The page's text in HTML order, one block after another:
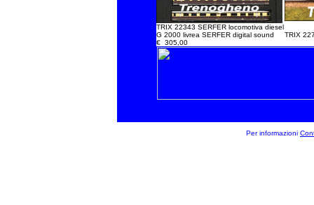
TRIX 22343 SERFER locomotiva diesel
G 2000 livrea SERFER digital sound
€ 305,00
TRIX
Per informazioni